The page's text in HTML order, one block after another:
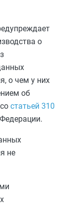
о
о чем у них
об
статьей 310
не